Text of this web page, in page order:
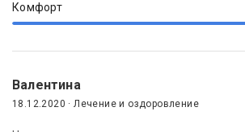
Комфорт
Валентина
18.12.2020 · Лечение и оздоровление